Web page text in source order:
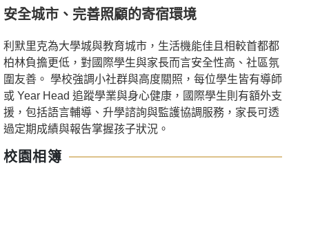
安全城市、完善照顧的寄宿環境
利默里克為大學城與教育城市，生活機能佳且相較首都都
柏林負擔更低，對國際學生與家長而言安全性高、社區氛
圍友善。 學校強調小社群與高度關照，每位學生皆有導師
或 Year Head 追蹤學業與身心健康，國際學生則有額外支
援，包括語言輔導、升學諮詢與監護協調服務，家長可透
過定期成績與報告掌握孩子狀況。
校園相簿